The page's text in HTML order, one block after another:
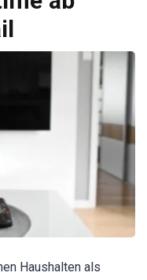
Haushalten als